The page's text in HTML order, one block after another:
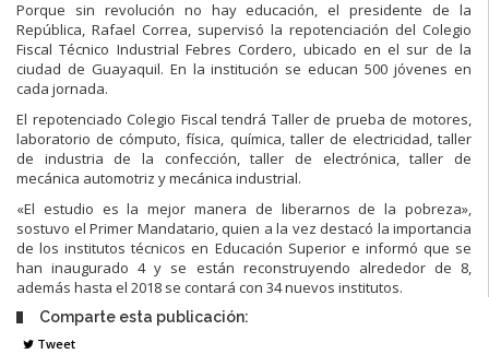
Porque sin revolución no hay educación, el presidente de la
República, Rafael Correa, supervisó la repotenciación del Colegio
Fiscal Técnico Industrial Febres Cordero, ubicado en el sur de la
ciudad de Guayaquil. En la institución se educan 500 jóvenes en
cada jornada.
El repotenciado Colegio Fiscal tendrá Taller de prueba de motores,
laboratorio de cómputo, física, química, taller de electricidad, taller
de industria de la confección, taller de electrónica, taller de
mecánica automotriz y mecánica industrial.
«El estudio es la mejor manera de liberarnos de la pobreza»,
sostuvo el Primer Mandatario, quien a la vez destacó la importancia
de los institutos técnicos en Educación Superior e informó que se
han inaugurado 4 y se están reconstruyendo alrededor de 8,
además hasta el 2018 se contará con 34 nuevos institutos.
Comparte esta publicación:
Tweet